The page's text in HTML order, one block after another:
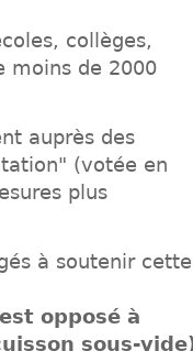
collèges,
moins de 2000
auprès des
(votée en
plus
à soutenir cette
opposé à
sous-